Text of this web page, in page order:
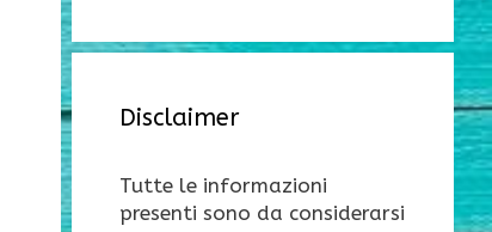
Disclaimer
Tutte le informazioni
presenti sono da considerarsi